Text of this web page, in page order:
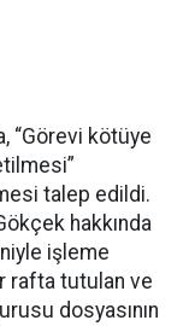
“Görevi kötüye
talep edildi.
hakkında
işleme
rafta tutulan ve
dosyasının